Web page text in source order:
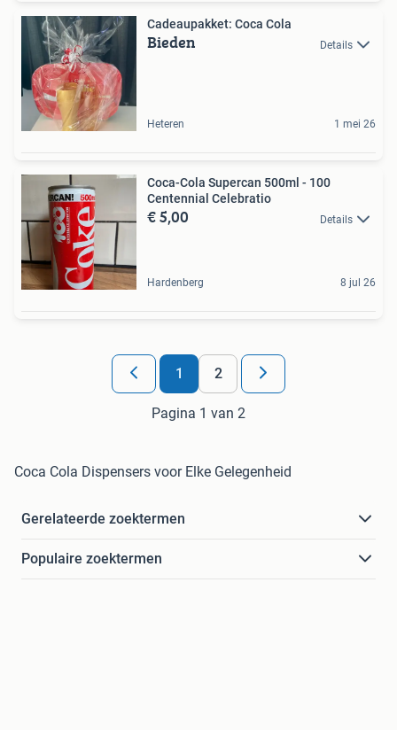
Cadeaupakket: Coca Cola
Bieden Details
Heteren 1 mei 26
Coca-Cola Supercan 500ml - 100
Centennial Celebratio
€ 5,00 Details
Hardenberg 8 jul 26
1 2
Pagina 1 van 2
Coca Cola Dispensers voor Elke Gelegenheid
Gerelateerde zoektermen
Populaire zoektermen